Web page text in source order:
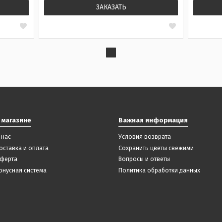
ЗАКАЗАТЬ
и оплата
система
Важная информация
Условия возврата
Сохранить цветы свежими
Вопросы и ответы
Политика обработки данных